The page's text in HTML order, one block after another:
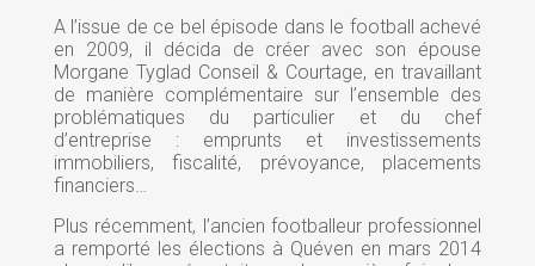
A l’issue de ce bel épisode dans le football achevé
en 2009, il décida de créer avec son épouse
Morgane Tyglad Conseil & Courtage, en travaillant
de manière complémentaire sur l’ensemble des
problématiques du particulier et du chef
d’entreprise : emprunts et investissements
immobiliers, fiscalité, prévoyance, placements
financiers…
Plus récemment, l’ancien footballeur professionnel
a remporté les élections à Quéven en mars 2014